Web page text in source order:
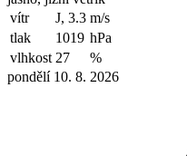
vítr
J, 3.3 m/s
tlak
1019 hPa
vlhkost 27
%
pondělí 10. 8. 2026